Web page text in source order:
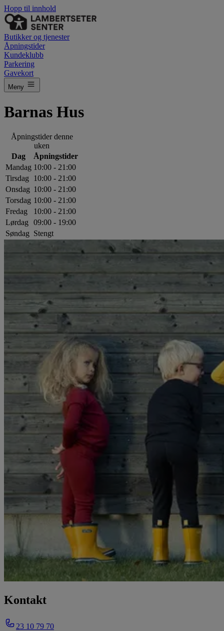
Hopp til innhold
Butikker og tjenester
Åpningstider
Kundeklubb
Parkering
Gavekort
Meny
Barnas Hus
Åpningstider denne
uken
Dag
Åpningstider
Mandag 10:00 - 21:00
Tirsdag
10:00 - 21:00
Onsdag 10:00 - 21:00
Torsdag 10:00 - 21:00
Fredag
10:00 - 21:00
Lørdag
09:00 - 19:00
Søndag Stengt
Kontakt
23 10 79 70